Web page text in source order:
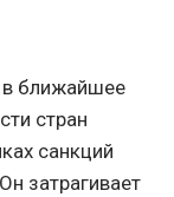
в ближайшее
стран
санкций
затрагивает